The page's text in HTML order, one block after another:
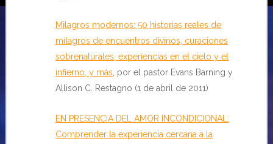
Milagros modernos: 50 historias reales de
milagros de encuentros divinos, curaciones
sobrenaturales, experiencias en el cielo y el
infierno, y más , por el pastor Evans Barning y
Allison C. Restagno (1 de abril de 2011)
EN PRESENCIA DEL AMOR INCONDICIONAL:
Comprender la experiencia cercana a la